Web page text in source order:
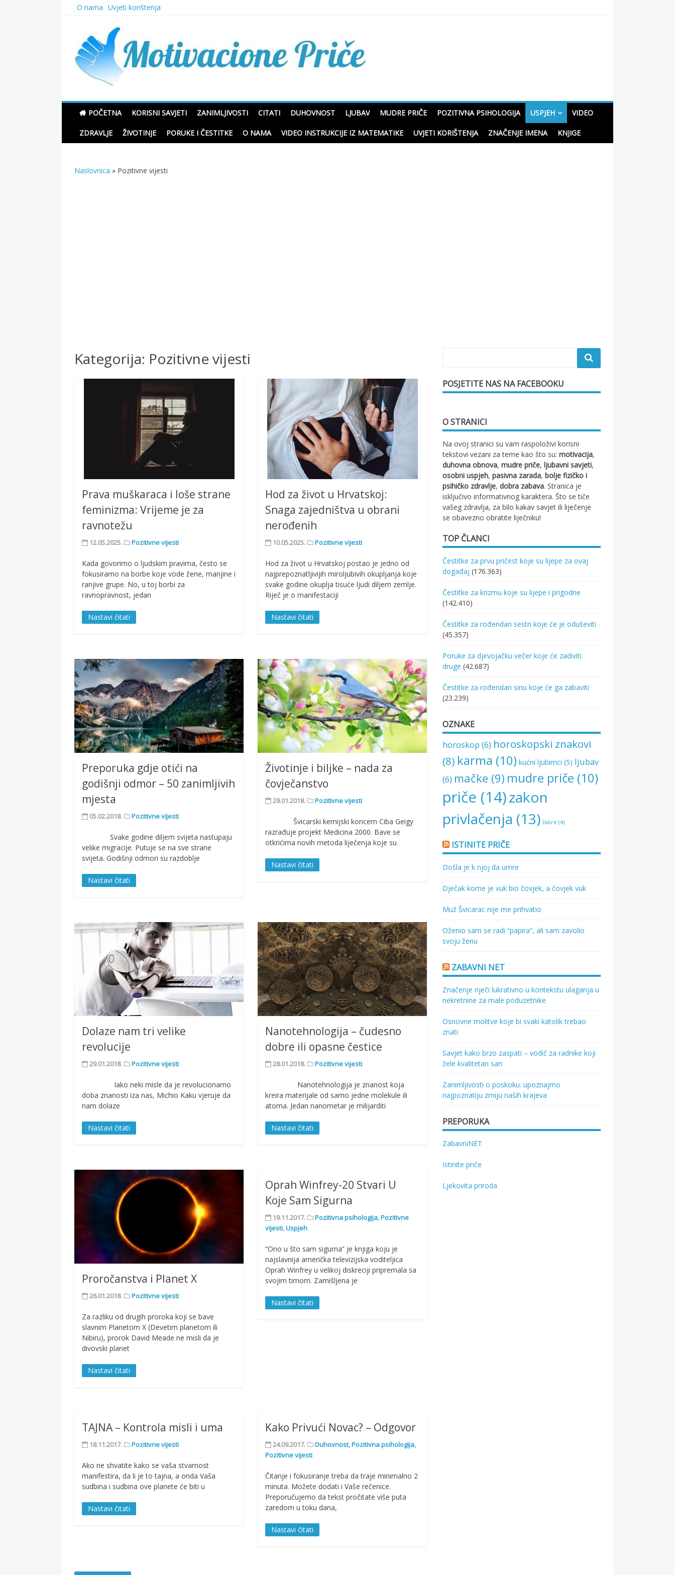
O nama Uvjeti korištenja
Motivacione Priče
POČETNA KORISNI SAVJETI ZANIMLJIVOSTI CITATI DUHOVNOST LJUBAV MUDRE PRIČE POZITIVNA PSIHOLOGIJA USPJEH VIDEO
ZDRAVLJE ŽIVOTINJE PORUKE I ČESTITKE O NAMA VIDEO INSTRUKCIJE IZ MATEMATIKE UVJETI KORIŠTENJA ZNAČENJE IMENA KNJIGE
Naslovnica » Pozitivne vijesti
Kategorija: Pozitivne vijesti
Prava muškaraca i loše strane
feminizma: Vrijeme je za
ravnotežu
12.05.2025. Pozitivne vijesti
Kada govorimo o ljudskim pravima, često se
fokusiramo na borbe koje vode žene, manjine i
ranjive grupe. No, u toj borbi za
ravnopravnost, jedan
Nastavi čitati
Hod za život u Hrvatskoj:
Snaga zajedništva u obrani
nerođenih
10.05.2025. Pozitivne vijesti
Hod za život u Hrvatskoj postao je jedno od
najprepoznatljivijih miroljubivih okupljanja koje
svake godine okuplja tisuće ljudi diljem zemlje.
Riječ je o manifestaciji
Nastavi čitati
Preporuka gdje otići na
godišnji odmor – 50 zanimljivih
mjesta
05.02.2018. Pozitivne vijesti
Svake godine diljem svijeta nastupaju
velike migracije. Putuje se na sve strane
svijeta. Godišnji odmori su razdoblje
Nastavi čitati
Životinje i biljke – nada za
čovječanstvo
29.01.2018. Pozitivne vijesti
Švicarski kemijski koncern Ciba Geigy
razrađuje projekt Medicina 2000. Bave se
otkrićima novih metoda liječenja koje su
Nastavi čitati
Dolaze nam tri velike
revolucije
29.01.2018. Pozitivne vijesti
Iako neki misle da je revolucionarno
doba znanosti iza nas, Michio Kaku vjeruje da
nam dolaze
Nastavi čitati
Nanotehnologija – čudesno
dobre ili opasne čestice
28.01.2018. Pozitivne vijesti
Nanotehnologija je znanost koja
kreira materijale od samo jedne molekule ili
atoma. Jedan nanometar je milijarditi
Nastavi čitati
Proročanstva i Planet X
26.01.2018. Pozitivne vijesti
Za razliku od drugih proroka koji se bave
slavnim Planetom X (Devetim planetom ili
Nibiru), prorok David Meade ne misli da je
divovski planet
Nastavi čitati
Oprah Winfrey-20 Stvari U
Koje Sam Sigurna
19.11.2017. Pozitivna psihologija,Pozitivne
vijesti,Uspjeh
“Ono u što sam sigurna” je knjiga koju je
najslavnija američka televizijska voditeljica
Oprah Winfrey u velikoj diskreciji pripremala sa
svojim timom. Zamišljena je
Nastavi čitati
TAJNA – Kontrola misli i uma
18.11.2017. Pozitivne vijesti
Ako ne shvatite kako se vaša stvarnost
manifestira, da li je to tajna, a onda Vaša
sudbina i sudbina ove planete će biti u
Nastavi čitati
Kako Privući Novac? – Odgovor
24.09.2017. Duhovnost,Pozitivna psihologija,
Pozitivne vijesti
Čitanje i fokusiranje treba da traje minimalno 2
minuta. Možete dodati i Vaše rečenice.
Preporučujemo da tekst pročitate više puta
zaredom u toku dana,
Nastavi čitati
POSJETITE NAS NA FACEBOOKU
O STRANICI
Na ovoj stranici su vam raspoloživi korisni
tekstovi vezani za teme kao što su:motivacija,
duhovna obnova,mudre priče,ljubavni savjeti,
osobni uspjeh,pasivna zarada,bolje fizičko i
psihičko zdravlje,dobra zabava. Stranica je
isključivo informativnog karaktera. Što se tiče
vašeg zdravlja, za bilo kakav savjet ili liječenje
se obavezno obratite liječniku!
TOP ČLANCI
Čestitke za prvu pričest koje su lijepe za ovaj
događaj (176.363)
Čestitke za krizmu koje su lijepe i prigodne
(142.410)
Čestitke za rođendan sestri koje će je oduševiti
(45.357)
Poruke za djevojačku večer koje će zadiviti
druge (42.687)
Čestitke za rođendan sinu koje će ga zabaviti
(23.239)
OZNAKE
horoskop (6) horoskopski znakovi
(8) karma (10) kućni ljubimci (5) ljubav
(6) mačke (9) mudre priče (10)
priče (14)zakon
privlačenja (13) čakre (4)
ISTINITE PRIČE
Došla je k njoj da umre
Dječak kome je vuk bio čovjek, a čovjek vuk
Muž Švicarac nije me prihvatio
Oženio sam se radi “papira”, ali sam zavolio
svoju ženu
ZABAVNI NET
Značenje riječi lukrativno u kontekstu ulaganja u
nekretnine za male poduzetnike
Osnovne molitve koje bi svaki katolik trebao
znati
Savjet kako brzo zaspati – vodič za radnike koji
žele kvalitetan san
Zanimljivosti o poskoku: upoznajmo
najpoznatiju zmiju naših krajeva
PREPORUKA
ZabavniNET
Istinite priče
Ljekovita priroda